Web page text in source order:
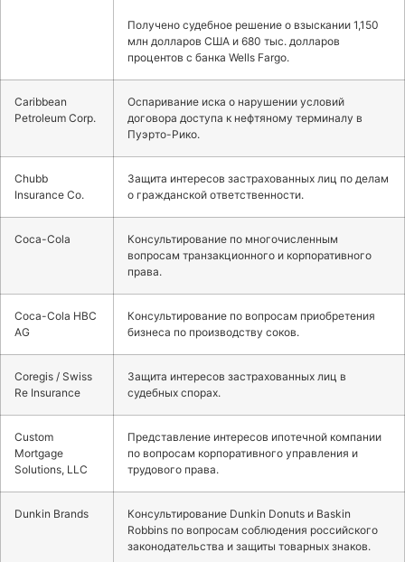
Получено судебное решение о взыскании 1,150
млн долларов США и 680 тыс. долларов
процентов с банка Wells Fargo.
Caribbean
Petroleum Corp.
Оспаривание иска о нарушении условий
договора доступа к нефтяному терминалу в
Пуэрто-Рико.
Chubb
Insurance Co.
Защита интересов застрахованных лиц по делам
о гражданской ответственности.
Coca-Cola
Консультирование по многочисленным
вопросам транзакционного и корпоративного
права.
Coca-Cola HBC
AG
Консультирование по вопросам приобретения
бизнеса по производству соков.
Coregis / Swiss
Re Insurance
Защита интересов застрахованных лиц в
судебных спорах.
Custom
Mortgage
Solutions, LLC
Представление интересов ипотечной компании
по вопросам корпоративного управления и
трудового права.
Dunkin Brands
Консультирование Dunkin Donuts и Baskin
Robbins по вопросам соблюдения российского
законодательства и защиты товарных знаков.